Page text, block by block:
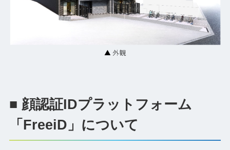
■ 顔認証IDプラットフォーム
「FreeiD」について